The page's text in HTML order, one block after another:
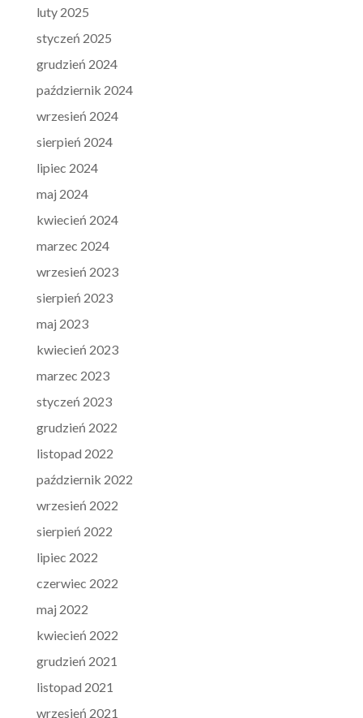
luty 2025
styczeń 2025
grudzień 2024
październik 2024
wrzesień 2024
sierpień 2024
lipiec 2024
maj 2024
kwiecień 2024
marzec 2024
wrzesień 2023
sierpień 2023
maj 2023
kwiecień 2023
marzec 2023
styczeń 2023
grudzień 2022
listopad 2022
październik 2022
wrzesień 2022
sierpień 2022
lipiec 2022
czerwiec 2022
maj 2022
kwiecień 2022
grudzień 2021
listopad 2021
wrzesień 2021